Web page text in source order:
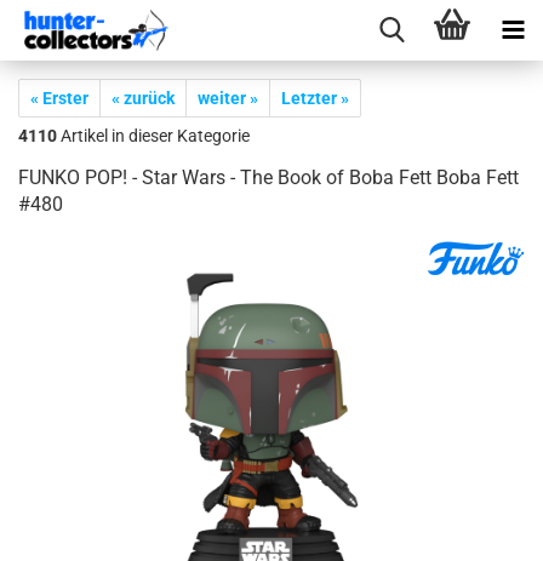
« Erster « zurück weiter »
Letzter »
4110Artikel in dieser Kategorie
FUNKO POP! - Star Wars - The Book of Boba Fett Boba Fett
#480